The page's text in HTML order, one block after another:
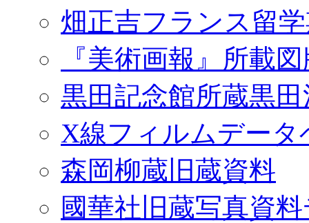
畑正吉フランス留
『美術画報』所載
黒田記念館所蔵黒
X線フィルムデータ
森岡柳蔵旧蔵資料
國華社旧蔵写真資